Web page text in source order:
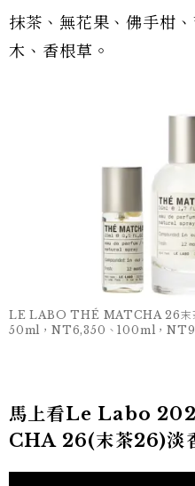
抹茶、無花果、佛手柑
木、香根草。
LE LABO THÉ MATCHA 26末
50ml，NT6,350、100ml，
馬上看Le Labo
CHA 26(末茶26)淡